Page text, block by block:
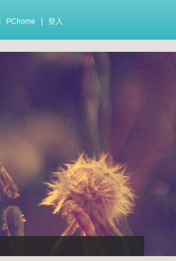
PChome 登入